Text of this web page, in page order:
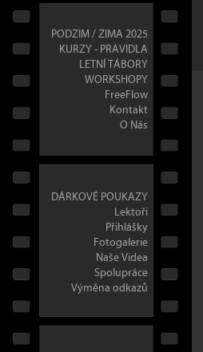
PODZIM / ZIMA 2025
KURZY - PRAVIDLA
LETNÍ TÁBORY
WORKSHOPY
FreeFlow
Kontakt
O Nás
DÁRKOVÉ POUKAZY
Lektoři
Přihlášky
Fotogalerie
Naše Videa
Spolupráce
Výměna odkazů